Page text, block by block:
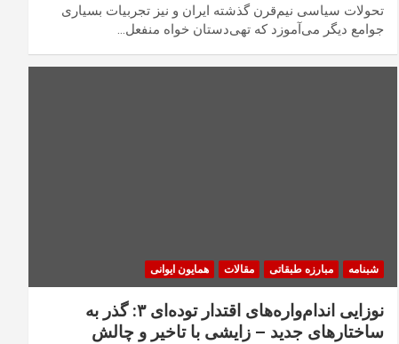
تحولات سیاسی نیم‌قرن گذشته ایران و نیز تجربیات بسیاری
جوامع دیگر می‌آموزد که تهی‌دستان خواه منفعل…
شبنامه مبارزه طبقاتی مقالات همایون ایوانی
نوزایی اندام‌واره‌های اقتدار توده‌ای ۳: گذر به
ساختارهای جدید – زایشی با تاخیر و چالش